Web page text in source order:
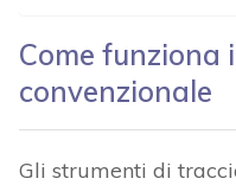
Come funziona
convenzionale
Gli strumenti di